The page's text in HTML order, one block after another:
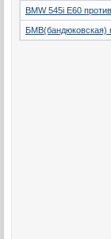
BMW 545i E60
БМВ(бандюковская)